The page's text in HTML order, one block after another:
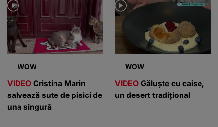
WOW
VIDEO Cristina Marin
salvează sute de pisici de
una singură
WOW
VIDEO Găluște cu caise,
un desert tradițional